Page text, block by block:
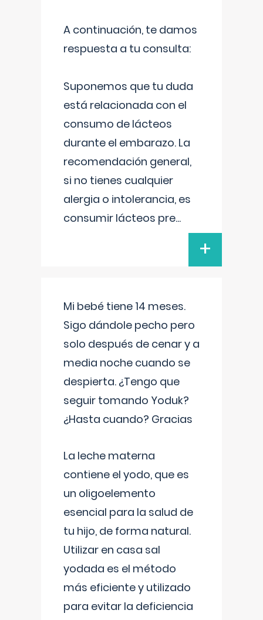
A continuación, te damos
respuesta a tu consulta:
Suponemos que tu duda
está relacionada con el
consumo de lácteos
durante el embarazo. La
recomendación general,
si no tienes cualquier
alergia o intolerancia, es
consumir lácteos pre...
+
Mi bebé tiene 14 meses.
Sigo dándole pecho pero
solo después de cenar y a
media noche cuando se
despierta. ¿Tengo que
seguir tomando Yoduk?
¿Hasta cuando? Gracias
La leche materna
contiene el yodo, que es
un oligoelemento
esencial para la salud de
tu hijo, de forma natural.
Utilizar en casa sal
yodada es el método
más eficiente y utilizado
para evitar la deficiencia